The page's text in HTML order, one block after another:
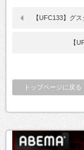
【UFC133】グ
【
トップページに戻る